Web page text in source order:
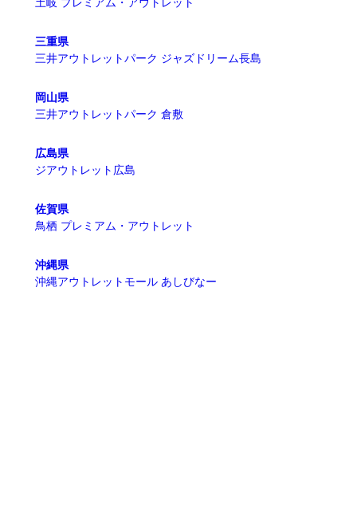
土岐 プレミアム・アウトレット
三重県
三井アウトレットパーク ジャズドリーム長島
岡山県
三井アウトレットパーク 倉敷
広島県
ジアウトレット広島
佐賀県
鳥栖 プレミアム・アウトレット
沖縄県
沖縄アウトレットモール あしびなー